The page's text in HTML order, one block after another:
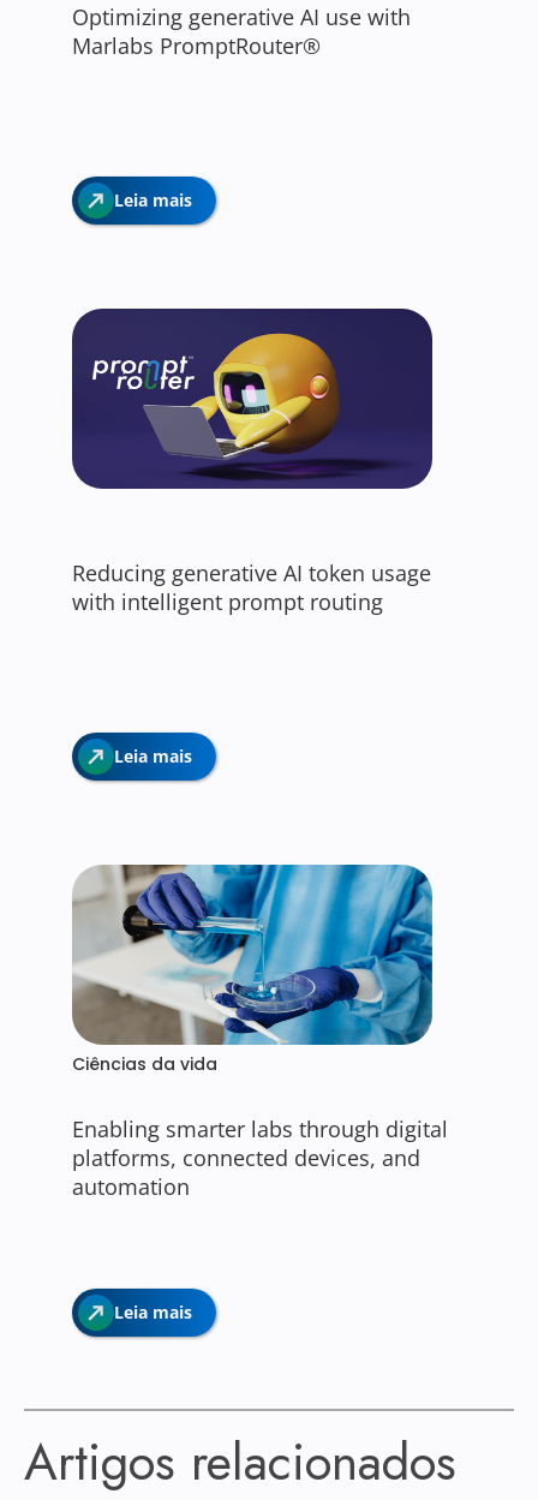
Optimizing generative AI use with
Marlabs PromptRouter®
Leia mais
Reducing generative AI token usage
with intelligent prompt routing
Leia mais
Ciências da vida
Enabling smarter labs through digital
platforms, connected devices, and
automation
Leia mais
Artigos relacionados